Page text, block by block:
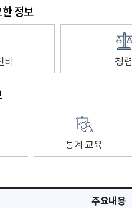
정보
비 청렴
통계 교육
주요내용